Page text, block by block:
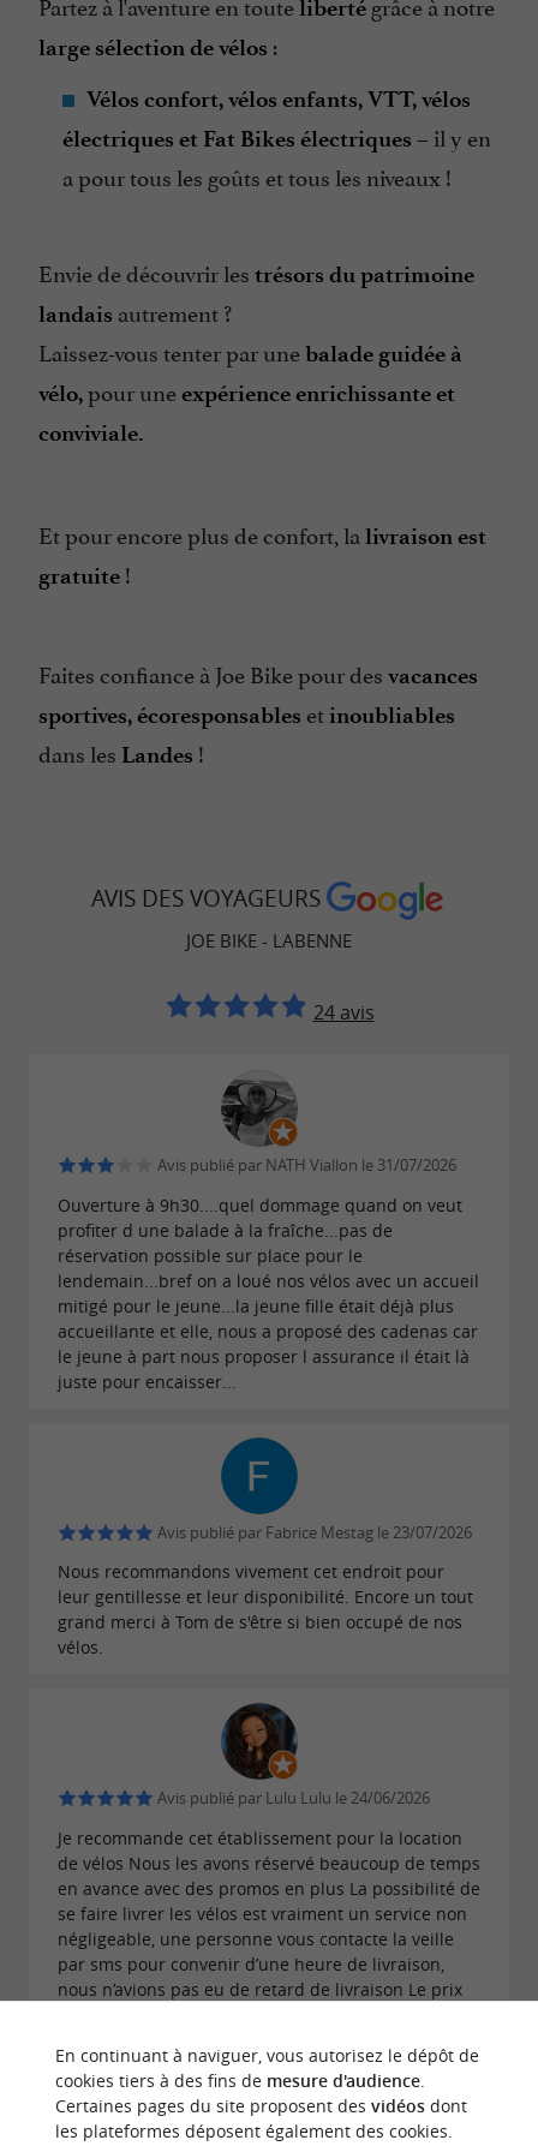
liberté
large sélection de vélos :
Vélos confort, vélos enfants, VTT, vélos
électriques et Fat Bikes électriques – il y en
a pour tous les goûts et tous les niveaux !
Envie de découvrir les trésors du patrimoine
landais autrement ?
Laissez-vous tenter par unebalade guidée à
vélo,pour uneexpérience enrichissante et
conviviale.
Et pour encore plus de confort, la livraison est
gratuite !
Faites confiance à Joe Bike pour des vacances
sportives,écoresponsables etinoubliables
dans les Landes !
AVIS DES VOYAGEURS
JOE BIKE - LABENNE
24 avis
Avis publié par NATH Viallon le 31/07/2026
Ouverture à 9h30....quel dommage quand on veut
profiter d une balade à la fraîche...pas de
réservation possible sur place pour le
lendemain...bref on a loué nos vélos avec un accueil
mitigé pour le jeune...la jeune fille était déjà plus
accueillante et elle, nous a proposé des cadenas car
le jeune à part nous proposer l assurance il était là
juste pour encaisser...
Avis publié par Fabrice Mestag le 23/07/2026
Nous recommandons vivement cet endroit pour
leur gentillesse et leur disponibilité. Encore un tout
grand merci à Tom de s'être si bien occupé de nos
vélos.
Avis publié par Lulu Lulu le 24/06/2026
Je recommande cet établissement pour la location
de vélos Nous les avons réservé beaucoup de temps
en avance avec des promos en plus La possibilité de
se faire livrer les vélos est vraiment un service non
négligeable, une personne vous contacte la veille
par sms pour convenir d’une heure de livraison,
nous n’avions pas eu de retard de livraison Le prix
vélos
LIRE TOUS LES AVIS
ECRIRE UN AVIS
En continuant à naviguer, vous autorisez le dépôt de
cookies tiers à des fins de mesure d'audience.
Certaines pages du site proposent des vidéosdont
les plateformes déposent également des cookies.